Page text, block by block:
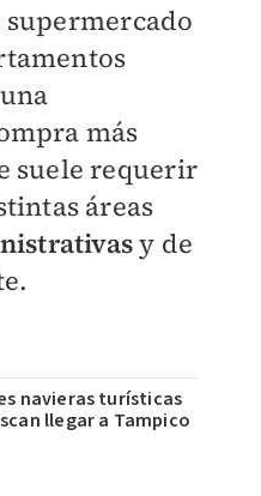
supermercado
más
suele requerir
áreas
y de
navieras turísticas
llegar a Tampico